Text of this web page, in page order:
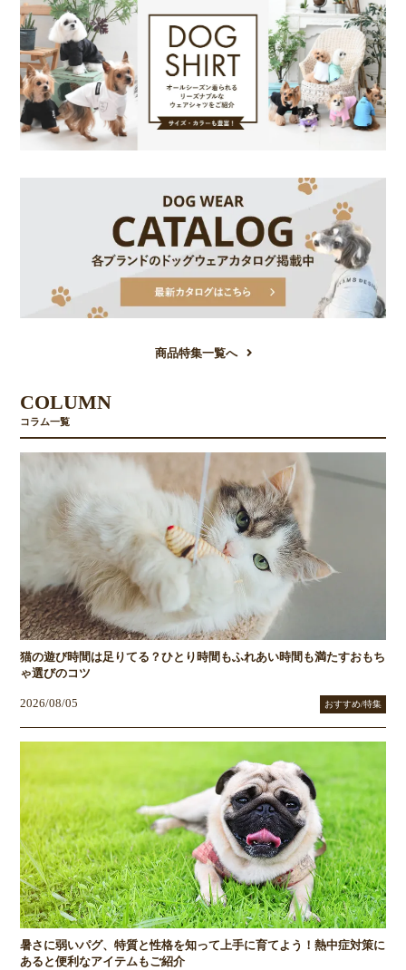
商品特集一覧へ
COLUMN
コラム一覧
猫の遊び時間は足りてる？ひとり時間もふれあい時間も満たすおもち
ゃ選びのコツ
2026/08/05 おすすめ/特集
暑さに弱いパグ、特質と性格を知って上手に育てよう！熱中症対策に
あると便利なアイテムもご紹介